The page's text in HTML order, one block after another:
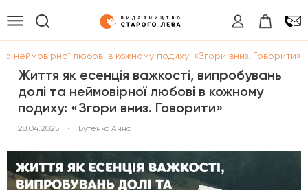
неймовірної любові в кожному подиху: «Згори вниз. Говорити»
Життя як есенція важкості, випробувань
долі та неймовірної любові в кожному
подиху: «Згори вниз. Говорити»
28.04.2025 • Бутенко Анна